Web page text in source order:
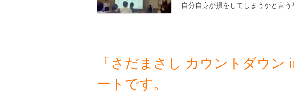
自分自身が損をしてしまうかと言
「さだまさし カウントダウン
ートです。